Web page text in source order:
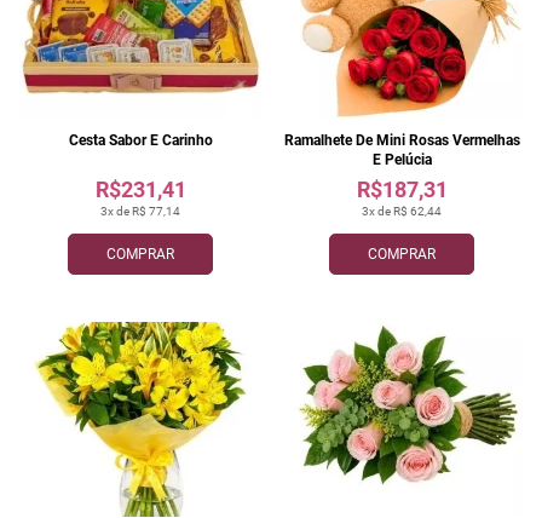
COMPRAR
3x de R$ 77,14
R$231,41
Cesta Sabor E Carinho
COMPRAR
3x de R$ 62,44
R$187,31
Ramalhete De Mini Rosas Vermelhas
E Pelúcia